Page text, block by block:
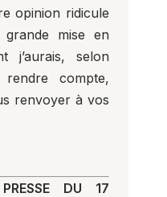
opinion ridicule
mise en
j’aurais, selon
compte,
renvoyer à vos
DU 17